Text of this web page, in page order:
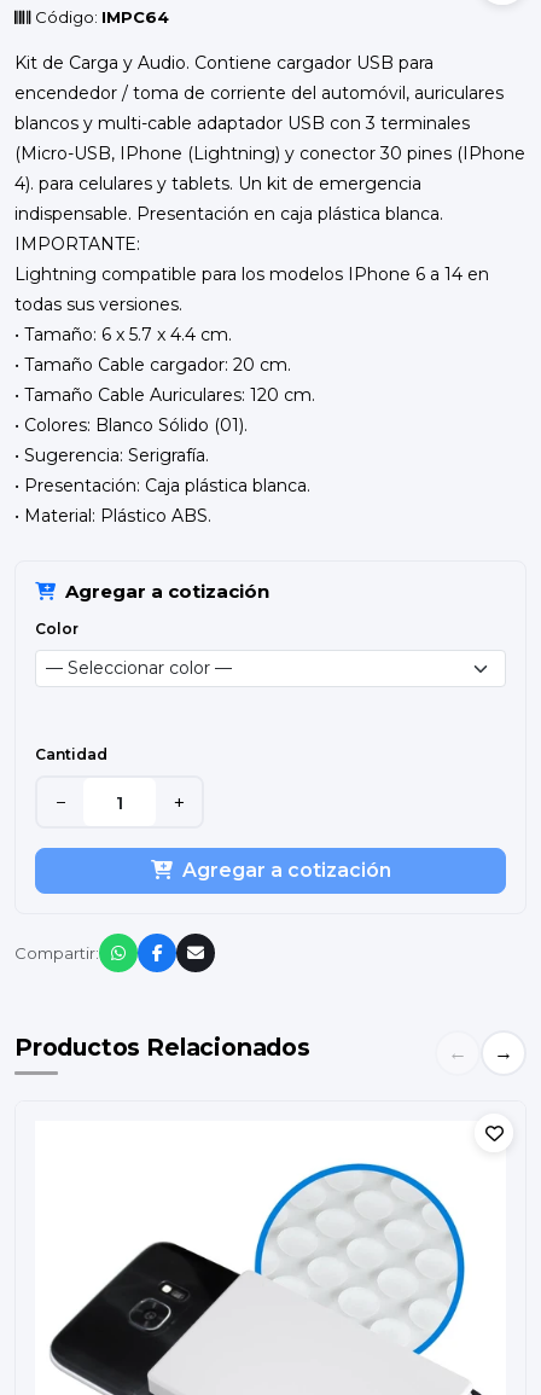
Código: IMPC64
Kit de Carga y Audio. Contiene cargador USB para
encendedor / toma de corriente del automóvil, auriculares
blancos y multi-cable adaptador USB con 3 terminales
(Micro-USB, IPhone (Lightning) y conector 30 pines (IPhone
4). para celulares y tablets. Un kit de emergencia
indispensable. Presentación en caja plástica blanca.
IMPORTANTE:
Lightning compatible para los modelos IPhone 6 a 14 en
todas sus versiones.
• Tamaño: 6 x 5.7 x 4.4 cm.
• Tamaño Cable cargador: 20 cm.
• Tamaño Cable Auriculares: 120 cm.
• Colores: Blanco Sólido (01).
• Sugerencia: Serigrafía.
• Presentación: Caja plástica blanca.
• Material: Plástico ABS.
Agregar a cotización
Color
Cantidad
− +
Agregar a cotización
Compartir:
Productos Relacionados ← →